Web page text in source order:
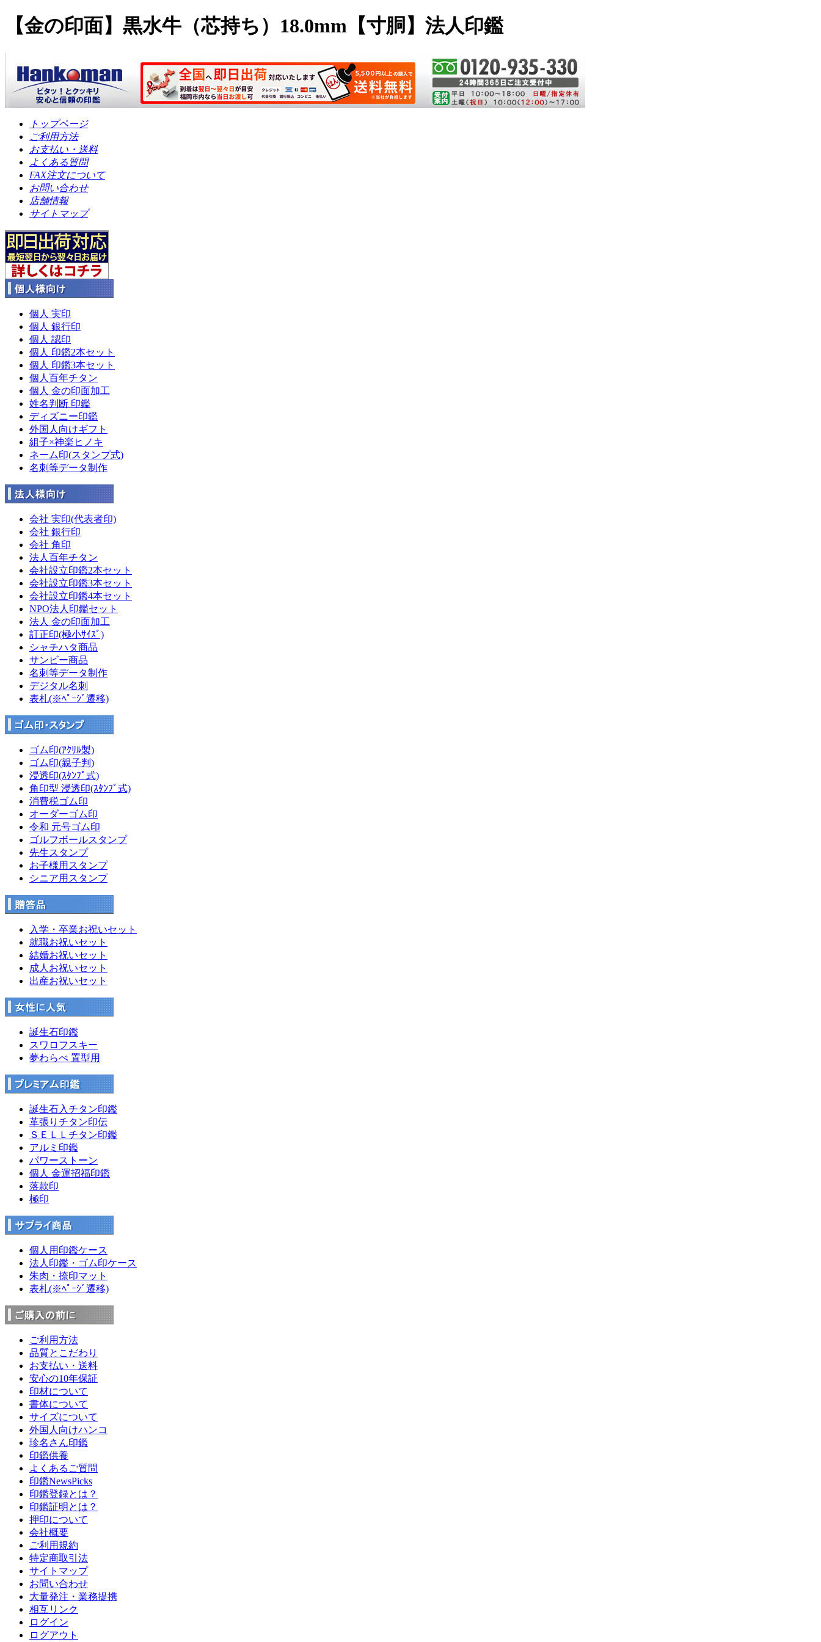
【金の印面】黒水牛（芯持ち）18.0mm【寸胴】法人印鑑
トップページ
ご利用方法
お支払い・送料
よくある質問
FAX注文について
お問い合わせ
店舗情報
サイトマップ
個人 実印
個人 銀行印
個人 認印
個人 印鑑2本セット
個人 印鑑3本セット
個人百年チタン
個人 金の印面加工
姓名判断 印鑑
ディズニー印鑑
外国人向けギフト
組子×神楽ヒノキ
ネーム印(スタンプ式)
名刺等データ制作
会社 実印(代表者印)
会社 銀行印
会社 角印
法人百年チタン
会社設立印鑑2本セット
会社設立印鑑3本セット
会社設立印鑑4本セット
NPO法人印鑑セット
法人 金の印面加工
訂正印(極小ｻｲｽﾞ)
シャチハタ商品
サンビー商品
名刺等データ制作
デジタル名刺
表札(※ﾍﾟｰｼﾞ遷移)
ゴム印(ｱｸﾘﾙ製)
ゴム印(親子判)
浸透印(ｽﾀﾝﾌﾟ式)
角印型 浸透印(ｽﾀﾝﾌﾟ式)
消費税ゴム印
オーダーゴム印
令和 元号ゴム印
ゴルフボールスタンプ
先生スタンプ
お子様用スタンプ
シニア用スタンプ
入学・卒業お祝いセット
就職お祝いセット
結婚お祝いセット
成人お祝いセット
出産お祝いセット
誕生石印鑑
スワロフスキー
夢わらべ 置型用
誕生石入チタン印鑑
革張りチタン印伝
ＳＥＬＬチタン印鑑
アルミ印鑑
パワーストーン
個人 金運招福印鑑
落款印
極印
個人用印鑑ケース
法人印鑑・ゴム印ケース
朱肉・捺印マット
表札(※ﾍﾟｰｼﾞ遷移)
ご利用方法
品質とこだわり
お支払い・送料
安心の10年保証
印材について
書体について
サイズについて
外国人向けハンコ
珍名さん印鑑
印鑑供養
よくあるご質問
印鑑NewsPicks
印鑑登録とは？
印鑑証明とは？
押印について
会社概要
ご利用規約
特定商取引法
サイトマップ
お問い合わせ
大量発注・業務提携
相互リンク
ログイン
ログアウト